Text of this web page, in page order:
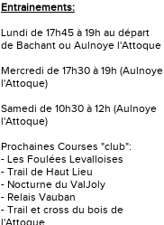
Entrainements:
Lundi de 17h45 à 19h au départ
de Bachant ou Aulnoye l'Attoque
Mercredi de 17h30 à 19h (Aulnoye
l'Attoque)
Samedi de 10h30 à 12h (Aulnoye
l'Attoque)
Prochaines Courses "club":
- Les Foulées Levalloises
- Trail de Haut Lieu
- Nocturne du ValJoly
- Relais Vauban
- Trail et cross du bois de
l'Attoque